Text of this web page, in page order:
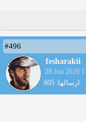
#496
fesharakii
28 Jun 2020
ارسالها: 605